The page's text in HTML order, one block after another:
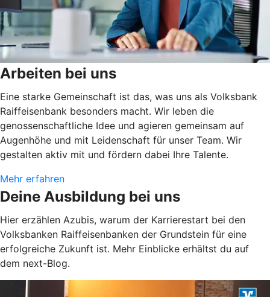
Arbeiten bei uns
Eine starke Gemeinschaft ist das, was uns als Volksbank
Raiffeisenbank besonders macht. Wir leben die
genossenschaftliche Idee und agieren gemeinsam auf
Augenhöhe und mit Leidenschaft für unser Team. Wir
gestalten aktiv mit und fördern dabei Ihre Talente.
Mehr erfahren
Deine Ausbildung bei uns
Hier erzählen Azubis, warum der Karrierestart bei den
Volksbanken Raiffeisenbanken der Grundstein für eine
erfolgreiche Zukunft ist. Mehr Einblicke erhältst du auf
dem next-Blog.